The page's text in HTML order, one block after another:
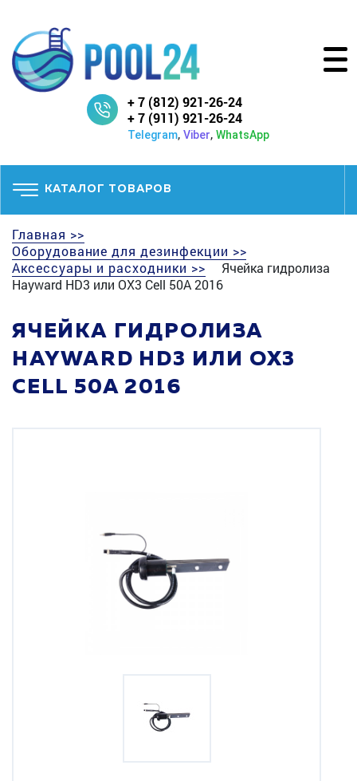
+ 7 (812) 921-26-24
+ 7 (911) 921-26-24
Telegram, Viber, WhatsApp
КАТАЛОГ ТОВАРОВ
Главная >>
Оборудование для дезинфекции >>
Аксессуары и расходники >>
Ячейка гидролиза
Hayward HD3 или OX3 Cell 50A 2016
ЯЧЕЙКА ГИДРОЛИЗА
HAYWARD HD3 ИЛИ OX3
CELL 50A 2016